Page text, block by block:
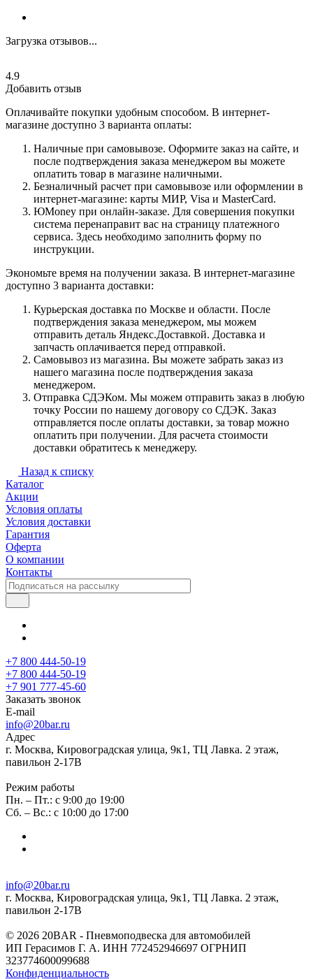
Загрузка отзывов...
4.9
Добавить отзыв
Оплачивайте покупки удобным способом. В интернет-
магазине доступно 3 варианта оплаты:
Наличные при самовывозе. Оформите заказ на сайте, и
после подтверждения заказа менеджером вы можете
оплатить товар в магазине наличными.
Безналичный расчет при самовывозе или оформлении в
интернет-магазине: карты МИР, Visa и MasterCard.
ЮMoney при онлайн-заказе. Для совершения покупки
система перенаправит вас на страницу платежного
сервиса. Здесь необходимо заполнить форму по
инструкции.
Экономьте время на получении заказа. В интернет-магазине
доступно 3 варианта доставки:
Курьерская доставка по Москве и области. После
подтверждения заказа менеджером, мы можем
отправить деталь Яндекс.Доставкой. Доставка и
запчасть оплачивается перед отправкой.
Самовывоз из магазина. Вы можете забрать заказ из
нашего магазина после подтверждения заказа
менеджером.
Отправка СДЭКом. Мы можем отправить заказ в любую
точку России по нашему договору со СДЭК. Заказ
отправляется после оплаты доставки, за товар можно
оплатить при получении. Для расчета стоимости
доставки обратитесь к менеджеру.
Назад к списку
Каталог
Акции
Условия оплаты
Условия доставки
Гарантия
Оферта
О компании
Контакты
+7 800 444-50-19
+7 800 444-50-19
+7 901 777-45-60
Заказать звонок
E-mail
info@20bar.ru
Адрес
г. Москва, Кировоградская улица, 9к1, ТЦ Лавка. 2 этаж,
павильон 2-17В
Режим работы
Пн. – Пт.: с 9:00 до 19:00
Сб. – Вс.: с 10:00 до 17:00
info@20bar.ru
г. Москва, Кировоградская улица, 9к1, ТЦ Лавка. 2 этаж,
павильон 2-17В
© 2026 20BAR - Пневмоподвеска для автомобилей
ИП Герасимов Г. А. ИНН 772452946697 ОГРНИП
323774600099688
Конфиденциальность